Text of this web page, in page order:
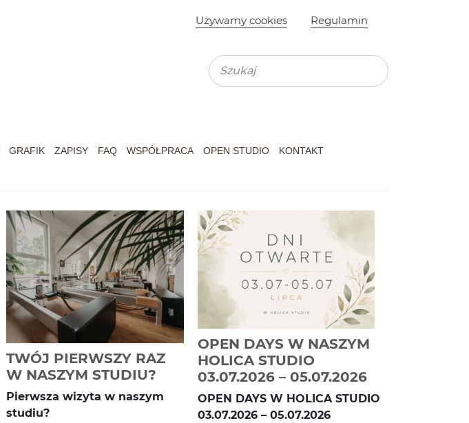
Używamy cookies Regulamin
Wyszukaj na
GRAFIK ZAPISY FAQ WSPÓŁPRACA OPEN STUDIO KONTAKT
TWÓJ PIERWSZY RAZ
W NASZYM STUDIU? Czytaj całość
Pier­wsza wiz­yta w naszym
studiu?
OPEN DAYS W NASZYM
HOLICA STUDIO
03.07.2026 – 05.07.2026-Czytaj całość
OPEN DAYSW HOLICA STU­DIO
03.07.2026– 05.07.2026